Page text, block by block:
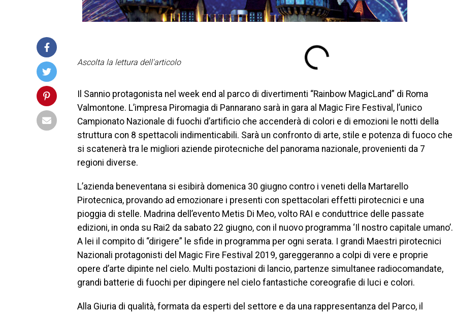
Ascolta la lettura dell'articolo
Il Sannio protagonista nel week end al parco di divertimenti “Rainbow MagicLand” di Roma
Valmontone. L’impresa Piromagia di Pannarano sarà in gara al Magic Fire Festival, l’unico
Campionato Nazionale di fuochi d’artificio che accenderà di colori e di emozioni le notti della
struttura con 8 spettacoli indimenticabili. Sarà un confronto di arte, stile e potenza di fuoco che
si scatenerà tra le migliori aziende pirotecniche del panorama nazionale, provenienti da 7
regioni diverse.
L’azienda beneventana si esibirà domenica 30 giugno contro i veneti della Martarello
Pirotecnica, provando ad emozionare i presenti con spettacolari effetti pirotecnici e una
pioggia di stelle. Madrina dell’evento Metis Di Meo, volto RAI e conduttrice delle passate
edizioni, in onda su Rai2 da sabato 22 giugno, con il nuovo programma ‘Il nostro capitale umano’.
A lei il compito di “dirigere” le sfide in programma per ogni serata. I grandi Maestri pirotecnici
Nazionali protagonisti del Magic Fire Festival 2019, gareggeranno a colpi di vere e proprie
opere d’arte dipinte nel cielo. Multi postazioni di lancio, partenze simultanee radiocomandate,
grandi batterie di fuochi per dipingere nel cielo fantastiche coreografie di luci e colori.
Alla Giuria di qualità, formata da esperti del settore e da una rappresentanza del Parco, il